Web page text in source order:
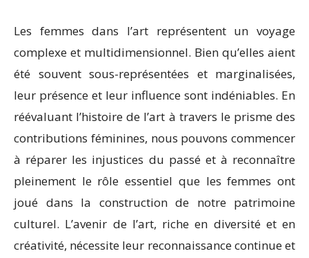
Les femmes dans l’art représentent un voyage
complexe et multidimensionnel. Bien qu’elles aient
été souvent sous-représentées et marginalisées,
leur présence et leur influence sont indéniables. En
réévaluant l’histoire de l’art à travers le prisme des
contributions féminines, nous pouvons commencer
à réparer les injustices du passé et à reconnaître
pleinement le rôle essentiel que les femmes ont
joué dans la construction de notre patrimoine
culturel. L’avenir de l’art, riche en diversité et en
créativité, nécessite leur reconnaissance continue et